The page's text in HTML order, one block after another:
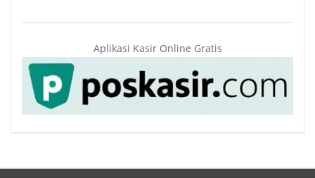
Aplikasi Kasir Online Gratis